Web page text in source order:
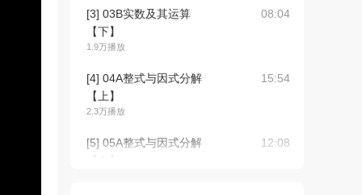
[3] 03B实数及其运算
【下】
1.9万播放
08:04
[4] 04A整式与因式分解
【上】
2.3万播放
15:54
[5] 05A整式与因式分解
12:08